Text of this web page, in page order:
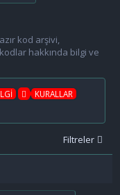
kod arşivi,
hakkında bilgi ve
KURALLAR
Filtreler